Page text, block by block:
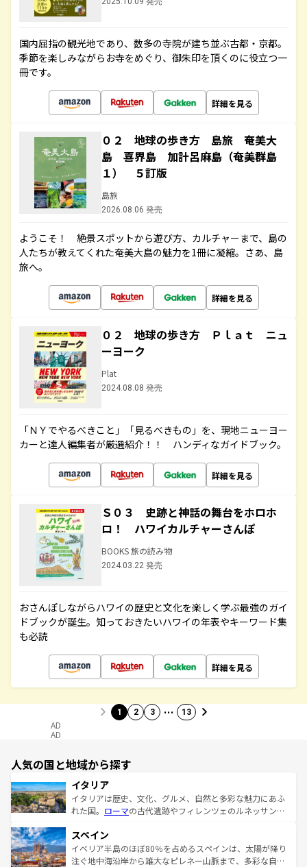
国内屈指の観光地であり、数多の寺院が建ち並ぶ古都・京都。
季節を楽しみながらお寺をめぐり、御朱印を頂くのに役立つ一
冊です。
詳細を見る
０２ 地球の歩き方 島旅 奄美大
島 喜界島 加計呂麻島（奄美群島
１） ５訂版
島旅
2026.08.06 発売
ようこそ！ 絶景スポットから遊び方、カルチャーまで、島の
人たちが教えてくれた奄美大島の魅力を1冊に凝縮。さあ、島
旅へ。
詳細を見る
０２ 地球の歩き方 Ｐｌａｔ ニュ
ーヨーク
Plat
2024.08.08 発売
「ＮＹでやるべきこと」「見るべきもの」を、現地ニューヨー
カーと達人編集者が厳選紹介！！ ハンディなガイドブック。
詳細を見る
Ｓ０３ 史跡と神話の舞台をホロホ
ロ！ ハワイカルチャーさんぽ
BOOKS 旅の読み物
2024.03.22 発売
おさんぽしながらハワイの歴史と文化を楽しく学ぶ最強のガイ
ドブックが誕生。知っておきたいハワイの年表やキーワード集
も必読
詳細を見る
1 2 3 … 13
AD
AD
人気の国と地域から探す
イタリア
イタリアは歴史、文化、グルメ、自然と多彩な魅力にあふ
れた国。 ローマの古代遺跡やフィレンツェのルネッサンス
ろん、トスカーナの美しい田園風景やアマルフィ海岸の絶
景など、自然景観も見逃せない。観光の合間には、本場の
ピザやパスタなど、絶品のイタリア料理を堪能することも
スペイン
イベリア半島のほぼ80％を占めるスペインは、太陽が降り
注ぐ地中海沿岸から雄大なピレネー山脈まで、多彩な自然